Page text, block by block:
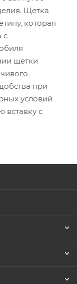
Щетка
которая
с
щетки
при
условий
вставку с